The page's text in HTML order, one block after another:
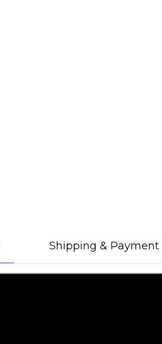
Shipping & Payment